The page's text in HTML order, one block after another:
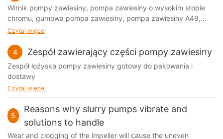
Wirnik pompy zawiesiny, pompa zawiesiny o wysokim stopie
chromu, gumowa pompa zawiesiny, pompa zawiesiny A49,
pompa zawiesiny A05
Czytaj więcej
4 Zespół zawierający części pompy zawiesiny
Zespół łożyska pompy zawiesiny gotowy do pakowania i
dostawy
Czytaj więcej
5
Reasons why slurry pumps vibrate and
solutions to handle
Wear and clogging of the impeller will cause the uneven